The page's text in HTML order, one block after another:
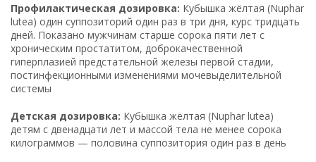
Профилактическая дозировка: Кубышка жёлтая (Nuphar
lutea) один суппозиторий один раз в три дня, курс тридцать
дней. Показано мужчинам старше сорока пяти лет с
хроническим простатитом, доброкачественной
гиперплазией предстательной железы первой стадии,
постинфекционными изменениями мочевыделительной
системы
Детская дозировка: Кубышка жёлтая (Nuphar lutea)
детям с двенадцати лет и массой тела не менее сорока
килограммов — половина суппозитория один раз в день